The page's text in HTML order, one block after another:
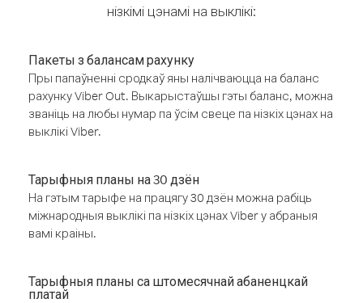
нізкімі цэнамі на выклікі:
Пакеты з балансам рахунку
Пры папаўненні сродкаў яны налічваюцца на баланс
рахунку Viber Out. Выкарыстаўшы гэты баланс, можна
званіць на любы нумар па ўсім свеце па нізкіх цэнах на
выклікі Viber.
Тарыфныя планы на 30 дзён
На гэтым тарыфе на працягу 30 дзён можна рабіць
міжнародныя выклікі па нізкіх цэнах Viber у абраныя
вамі краіны.
Тарыфныя планы са штомесячнай абаненцкай
платай